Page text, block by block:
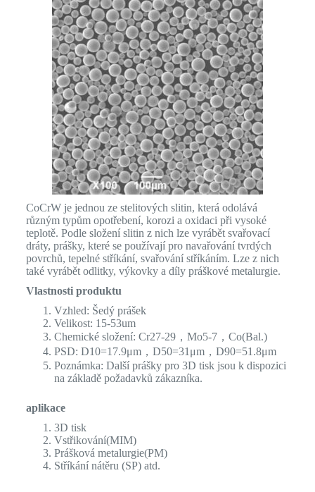
CoCrW je jednou ze stelitových slitin, která odolává
různým typům opotřebení, korozi a oxidaci při vysoké
teplotě. Podle složení slitin z nich lze vyrábět svařovací
dráty, prášky, které se používají pro navařování tvrdých
povrchů, tepelné stříkání, svařování stříkáním. Lze z nich
také vyrábět odlitky, výkovky a díly práškové metalurgie.
Vlastnosti produktu
Vzhled: Šedý prášek
Velikost: 15-53um
Chemické složení: Cr27-29，Mo5-7，Co(Bal.)
PSD: D10=17.9μm，D50=31μm，D90=51.8μm
Poznámka: Další prášky pro 3D tisk jsou k dispozici
na základě požadavků zákazníka.
aplikace
3D tisk
Vstřikování(MIM)
Prášková metalurgie(PM)
Stříkání nátěru (SP) atd.